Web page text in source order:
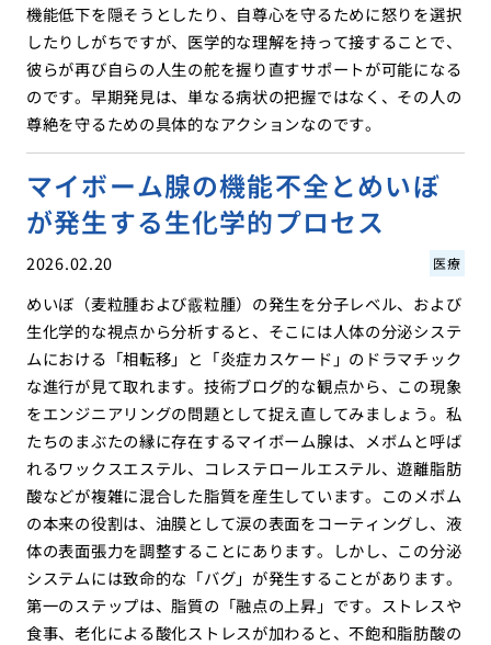
機能低下を隠そうとしたり、自尊心を守るために怒りを選択
したりしがちですが、医学的な理解を持って接することで、
彼らが再び自らの人生の舵を握り直すサポートが可能になる
のです。早期発見は、単なる病状の把握ではなく、その人の
尊絶を守るための具体的なアクションなのです。
マイボーム腺の機能不全とめいぼ
が発生する生化学的プロセス
2026.02.20 医療
めいぼ（麦粒腫および霰粒腫）の発生を分子レベル、および
生化学的な視点から分析すると、そこには人体の分泌システ
ムにおける「相転移」と「炎症カスケード」のドラマチック
な進行が見て取れます。技術ブログ的な観点から、この現象
をエンジニアリングの問題として捉え直してみましょう。私
たちのまぶたの縁に存在するマイボーム腺は、メボムと呼ば
れるワックスエステル、コレステロールエステル、遊離脂肪
酸などが複雑に混合した脂質を産生しています。このメボム
の本来の役割は、油膜として涙の表面をコーティングし、液
体の表面張力を調整することにあります。しかし、この分泌
システムには致命的な「バグ」が発生することがあります。
第一のステップは、脂質の「融点の上昇」です。ストレスや
食事、老化による酸化ストレスが加わると、不飽和脂肪酸の